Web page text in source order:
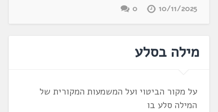
10/11/2025
0
מילה בסלע
על מקור הביטוי ועל המשמעות המקורית של
המילה סלע בו